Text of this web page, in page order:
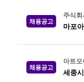
채용공고
주식
마포
채용공고
아트
세종